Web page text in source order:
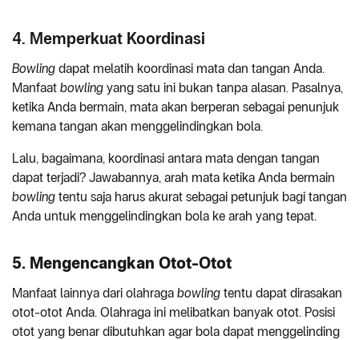
4. Memperkuat Koordinasi
Bowling dapat melatih koordinasi mata dan tangan Anda.
Manfaat bowling yang satu ini bukan tanpa alasan. Pasalnya,
ketika Anda bermain, mata akan berperan sebagai penunjuk
kemana tangan akan menggelindingkan bola.
Lalu, bagaimana, koordinasi antara mata dengan tangan
dapat terjadi? Jawabannya, arah mata ketika Anda bermain
bowling tentu saja harus akurat sebagai petunjuk bagi tangan
Anda untuk menggelindingkan bola ke arah yang tepat.
5. Mengencangkan Otot-Otot
Manfaat lainnya dari olahraga bowling tentu dapat dirasakan
otot-otot Anda. Olahraga ini melibatkan banyak otot. Posisi
otot yang benar dibutuhkan agar bola dapat menggelinding